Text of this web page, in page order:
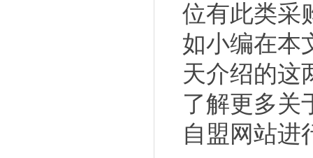
位有此类采
如小编在本
天介绍的这
了解更多关
自盟网站进